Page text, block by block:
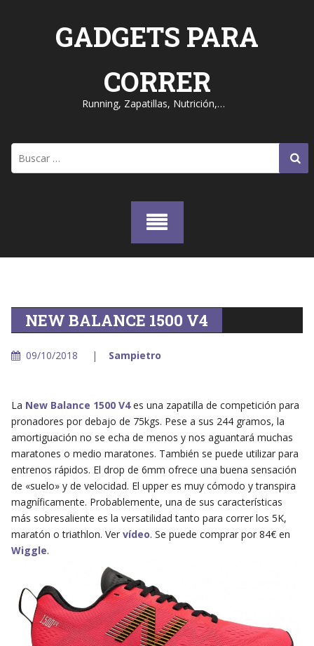
GADGETS PARA
CORRER
Running, Zapatillas, Nutrición,…
NEW BALANCE 1500 V4
09/10/2018 Sampietro
La New Balance 1500 V4es una zapatilla de competición para
pronadores por debajo de 75kgs. Pese a sus 244 gramos, la
amortiguación no se echa de menos y nos aguantará muchas
maratones o medio maratones. También se puede utilizar para
entrenos rápidos. El drop de 6mm ofrece una buena sensación
de «suelo» y de velocidad. El upper es muy cómodo y transpira
magníficamente. Probablemente, una de sus características
más sobresaliente es la versatilidad tanto para correr los 5K,
maratón o triathlon. Ver vídeo. Se puede comprar por 84€ en
Wiggle.